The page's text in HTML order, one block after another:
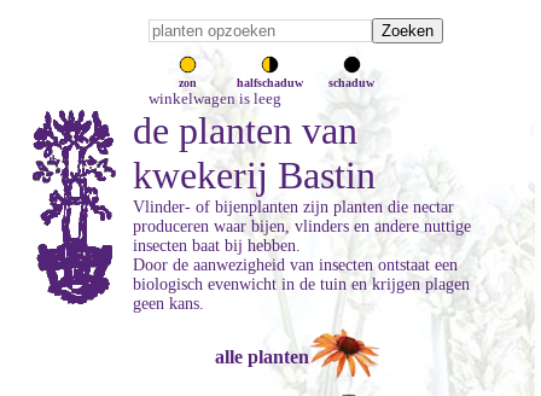
zon halfschaduw schaduw
winkelwagen is leeg
de planten van
kwekerij Bastin
Vlinder- of bijenplanten zijn planten die nectar
produceren waar bijen, vlinders en andere nuttige
insecten baat bij hebben.
Door de aanwezigheid van insecten ontstaat een
biologisch evenwicht in de tuin en krijgen plagen
geen kans.
alle planten